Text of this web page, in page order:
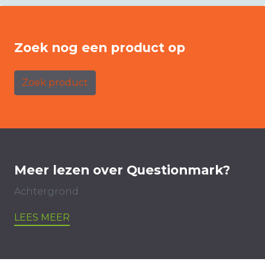
Zoek nog een product op
Zoek product
Meer lezen over Questionmark?
Achtergrond
LEES MEER